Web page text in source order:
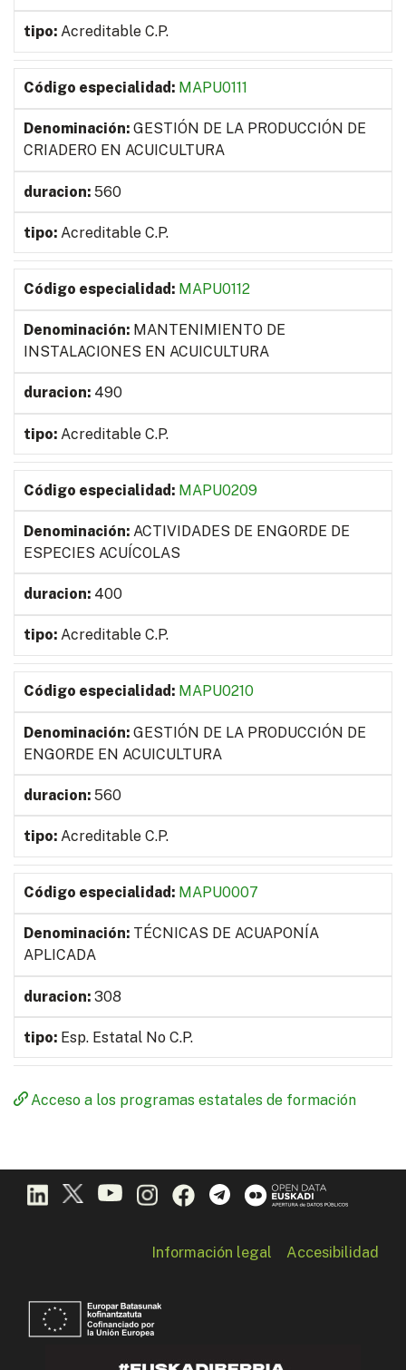
Acreditable C.P.
MAPU0111
GESTIÓN DE LA PRODUCCIÓN DE
CRIADERO EN ACUICULTURA
560
Acreditable C.P.
MAPU0112
MANTENIMIENTO DE
INSTALACIONES EN ACUICULTURA
490
Acreditable C.P.
MAPU0209
ACTIVIDADES DE ENGORDE DE
ESPECIES ACUÍCOLAS
400
Acreditable C.P.
MAPU0210
GESTIÓN DE LA PRODUCCIÓN DE
ENGORDE EN ACUICULTURA
560
Acreditable C.P.
MAPU0007
TÉCNICAS DE ACUAPONÍA
APLICADA
308
Esp. Estatal No C.P.
Acceso a los programas estatales de formación
Información legal Accesibilidad